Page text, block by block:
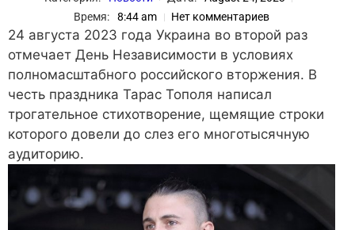
Время:
8:44 am Нет комментариев
24 августа 2023 года Украина во второй раз
отмечает День Независимости в условиях
полномасштабного российского вторжения. В
честь праздника Тарас Тополя написал
трогательное стихотворение, щемящие строки
которого довели до слез его многотысячную
аудиторию.